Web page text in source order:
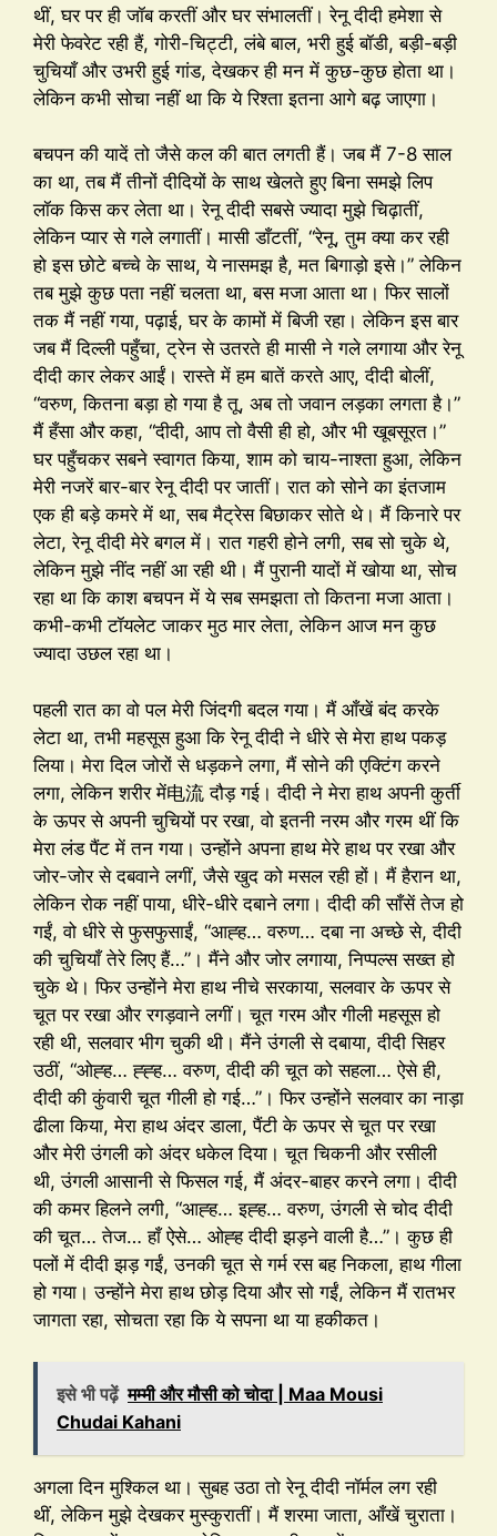
थीं, घर पर ही जॉब करतीं और घर संभालतीं। रेनू दीदी हमेशा से
मेरी फेवरेट रही हैं, गोरी-चिट्टी, लंबे बाल, भरी हुई बॉडी, बड़ी-बड़ी
चुचियाँ और उभरी हुई गांड, देखकर ही मन में कुछ-कुछ होता था।
लेकिन कभी सोचा नहीं था कि ये रिश्ता इतना आगे बढ़ जाएगा।
बचपन की यादें तो जैसे कल की बात लगती हैं। जब मैं 7-8 साल
का था, तब मैं तीनों दीदियों के साथ खेलते हुए बिना समझे लिप
लॉक किस कर लेता था। रेनू दीदी सबसे ज्यादा मुझे चिढ़ातीं,
लेकिन प्यार से गले लगातीं। मासी डाँटतीं, “रेनू, तुम क्या कर रही
हो इस छोटे बच्चे के साथ, ये नासमझ है, मत बिगाड़ो इसे।” लेकिन
तब मुझे कुछ पता नहीं चलता था, बस मजा आता था। फिर सालों
तक मैं नहीं गया, पढ़ाई, घर के कामों में बिजी रहा। लेकिन इस बार
जब मैं दिल्ली पहुँचा, ट्रेन से उतरते ही मासी ने गले लगाया और रेनू
दीदी कार लेकर आईं। रास्ते में हम बातें करते आए, दीदी बोलीं,
“वरुण, कितना बड़ा हो गया है तू, अब तो जवान लड़का लगता है।”
मैं हँसा और कहा, “दीदी, आप तो वैसी ही हो, और भी खूबसूरत।”
घर पहुँचकर सबने स्वागत किया, शाम को चाय-नाश्ता हुआ, लेकिन
मेरी नजरें बार-बार रेनू दीदी पर जातीं। रात को सोने का इंतजाम
एक ही बड़े कमरे में था, सब मैट्रेस बिछाकर सोते थे। मैं किनारे पर
लेटा, रेनू दीदी मेरे बगल में। रात गहरी होने लगी, सब सो चुके थे,
लेकिन मुझे नींद नहीं आ रही थी। मैं पुरानी यादों में खोया था, सोच
रहा था कि काश बचपन में ये सब समझता तो कितना मजा आता।
कभी-कभी टॉयलेट जाकर मुठ मार लेता, लेकिन आज मन कुछ
ज्यादा उछल रहा था।
पहली रात का वो पल मेरी जिंदगी बदल गया। मैं आँखें बंद करके
लेटा था, तभी महसूस हुआ कि रेनू दीदी ने धीरे से मेरा हाथ पकड़
लिया। मेरा दिल जोरों से धड़कने लगा, मैं सोने की एक्टिंग करने
लगा, लेकिन शरीर में电流 दौड़ गई। दीदी ने मेरा हाथ अपनी कुर्ती
के ऊपर से अपनी चुचियों पर रखा, वो इतनी नरम और गरम थीं कि
मेरा लंड पैंट में तन गया। उन्होंने अपना हाथ मेरे हाथ पर रखा और
जोर-जोर से दबवाने लगीं, जैसे खुद को मसल रही हों। मैं हैरान था,
लेकिन रोक नहीं पाया, धीरे-धीरे दबाने लगा। दीदी की साँसें तेज हो
गईं, वो धीरे से फुसफुसाईं, “आह्ह… वरुण… दबा ना अच्छे से, दीदी
की चुचियाँ तेरे लिए हैं…”। मैंने और जोर लगाया, निप्पल्स सख्त हो
चुके थे। फिर उन्होंने मेरा हाथ नीचे सरकाया, सलवार के ऊपर से
चूत पर रखा और रगड़वाने लगीं। चूत गरम और गीली महसूस हो
रही थी, सलवार भीग चुकी थी। मैंने उंगली से दबाया, दीदी सिहर
उठीं, “ओह्ह… ह्ह्ह… वरुण, दीदी की चूत को सहला… ऐसे ही,
दीदी की कुंवारी चूत गीली हो गई…”। फिर उन्होंने सलवार का नाड़ा
ढीला किया, मेरा हाथ अंदर डाला, पैंटी के ऊपर से चूत पर रखा
और मेरी उंगली को अंदर धकेल दिया। चूत चिकनी और रसीली
थी, उंगली आसानी से फिसल गई, मैं अंदर-बाहर करने लगा। दीदी
की कमर हिलने लगी, “आह्ह… इह्ह… वरुण, उंगली से चोद दीदी
की चूत… तेज… हाँ ऐसे… ओह्ह दीदी झड़ने वाली है…”। कुछ ही
पलों में दीदी झड़ गईं, उनकी चूत से गर्म रस बह निकला, हाथ गीला
हो गया। उन्होंने मेरा हाथ छोड़ दिया और सो गईं, लेकिन मैं रातभर
जागता रहा, सोचता रहा कि ये सपना था या हकीकत।
इसे भी पढ़ें मम्मी और मौसी को चोदा | Maa Mousi
Chudai Kahani
अगला दिन मुश्किल था। सुबह उठा तो रेनू दीदी नॉर्मल लग रही
थीं, लेकिन मुझे देखकर मुस्कुरातीं। मैं शरमा जाता, आँखें चुराता।